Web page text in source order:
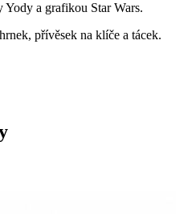
a grafikou Star Wars.
přívěsek na klíče a tácek.